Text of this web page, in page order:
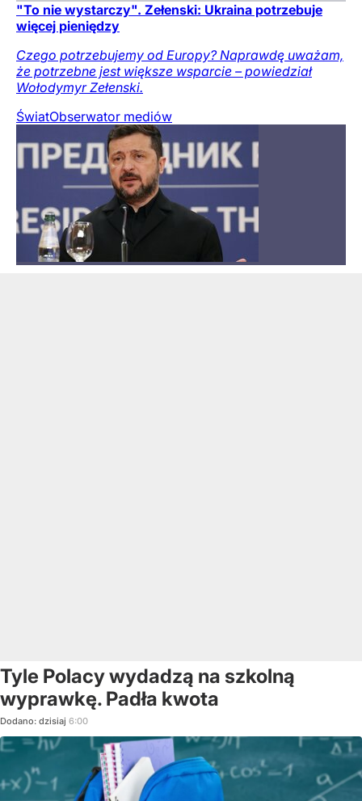
"To nie wystarczy". Zełenski: Ukraina potrzebuje
więcej pieniędzy
Czego potrzebujemy od Europy? Naprawdę uważam,
że potrzebne jest większe wsparcie – powiedział
Wołodymyr Zełenski.
ŚwiatObserwator mediów
Tyle Polacy wydadzą na szkolną
wyprawkę. Padła kwota
Dodano: dzisiaj 6:00